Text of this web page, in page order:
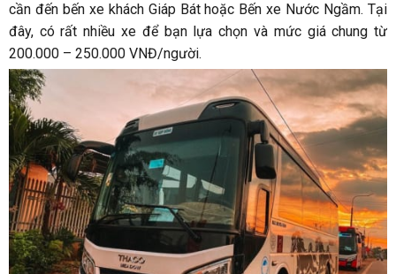
cần đến bến xe khách Giáp Bát hoặc Bến xe Nước Ngầm. Tại
đây, có rất nhiều xe để bạn lựa chọn và mức giá chung từ
200.000 – 250.000 VNĐ/người.